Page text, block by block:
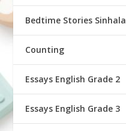
Bedtime Stories Sinhala
Counting
Essays English Grade 2
Essays English Grade 3